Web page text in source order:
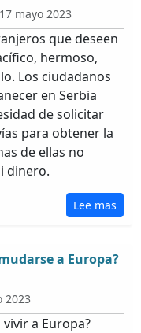
17 mayo 2023
que deseen
hermoso,
Los ciudadanos
en Serbia
de solicitar
para obtener la
de ellas no
dinero.
Lee mas
a Europa?
2023
a Europa?